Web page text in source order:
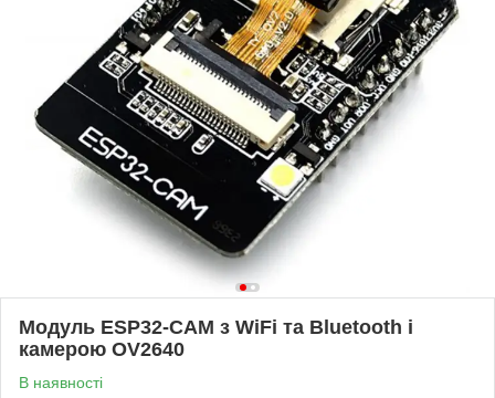
Модуль ESP32-CAM з WiFi та Bluetooth і
камерою OV2640
В наявності